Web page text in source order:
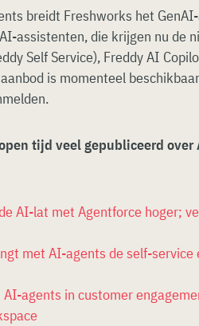
breidt Freshworks het
assistenten, die krijgen nu de
Self Service), Freddy AI
is momenteel
tijd veel gepubliceerd over
AI-lat met Agentforce hoger;
met AI-agents de self-service
AI-agents in customer